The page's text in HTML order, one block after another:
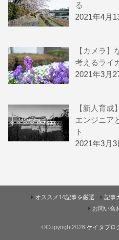
る
2021年4月
【カメラ
考えるライ
2021年3月
【新人育
エンジニア
ト
2021年3月3
オススメ14記事を厳選 記事
お問い合
©Copyright2026 ケイタブロ